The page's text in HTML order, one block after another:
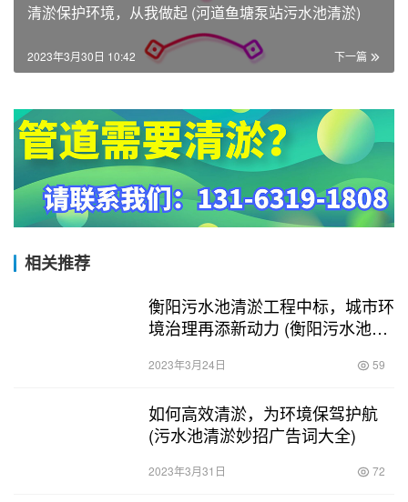
清淤保护环境，从我做起 (河道鱼塘泵站污水池清淤)
下一篇
2023年3月30日 10:42
相关推荐
衡阳污水池清淤工程中标，城市环
境治理再添新动力 (衡阳污水池清
2023年3月24日 59
如何高效清淤，为环境保驾护航
(污水池清淤妙招广告词大全)
2023年3月31日 72